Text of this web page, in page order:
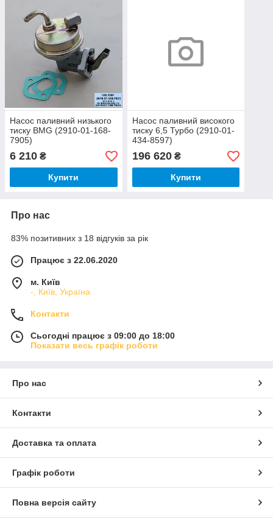
Насос паливний низького
тиску ВМG (2910-01-168-
7905)
6 210 ₴
Купити
Насос паливний високого
тиску 6,5 Турбо (2910-01-
434-8597)
196 620₴
Купити
Про нас
83% позитивних з 18 відгуків за рік
Працює з 22.06.2020
м. Київ
-, Київ, Україна
Контакти
Сьогодні працює з 09:00 до 18:00
Показати весь графік роботи
Про нас
Контакти
Доставка та оплата
Графік роботи
Повна версія сайту